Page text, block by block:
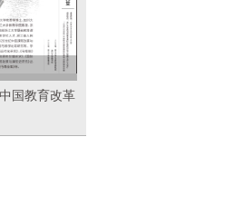
国教育改革